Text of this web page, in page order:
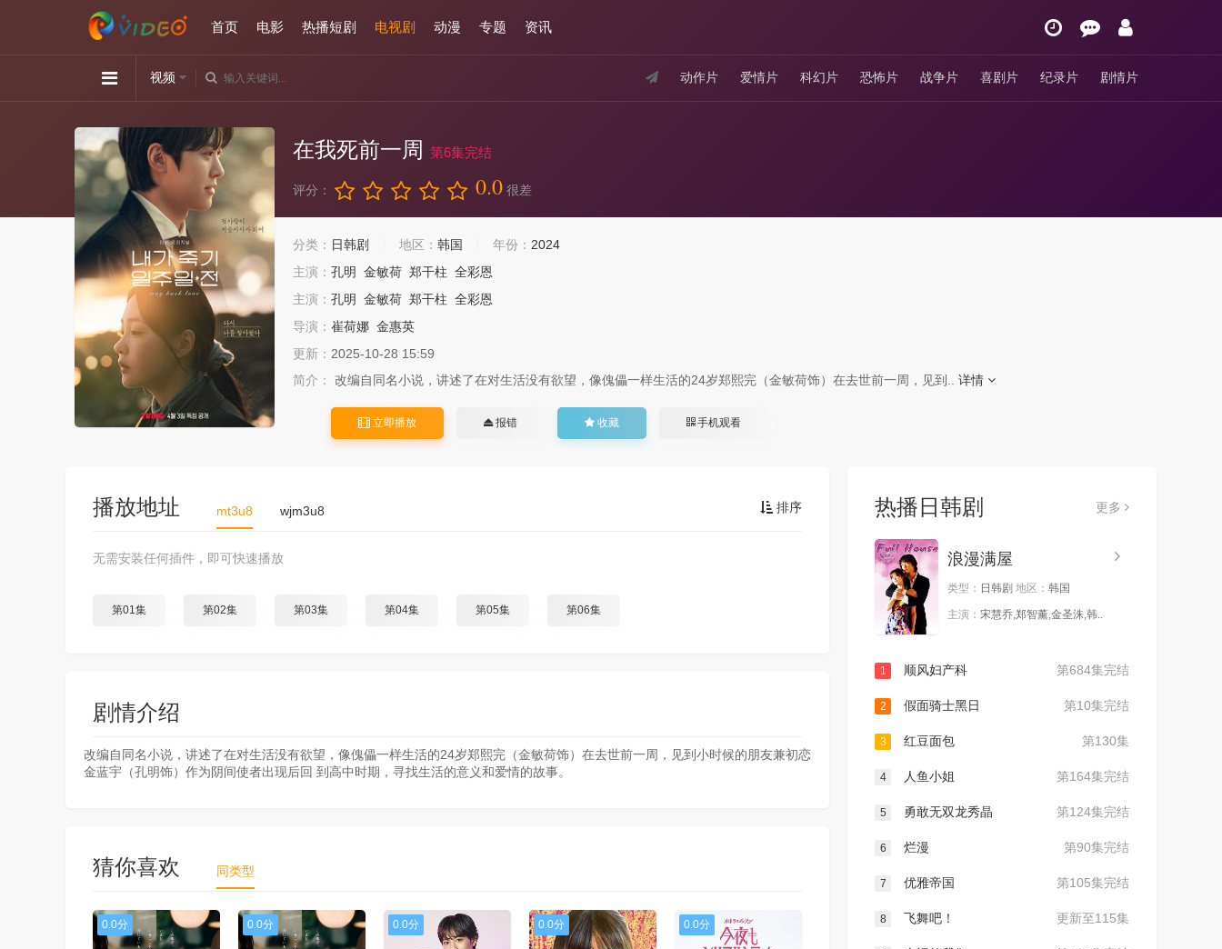
首页 电影 热播短剧 电视剧 动漫 专题 资讯
动作片 爱情片 科幻片 恐怖片 战争片 喜剧片 纪录片 剧情片
视频
在我死前一周 第6集完结
评分： 0.0 很差
分类： 日韩剧 地区： 韩国 年份： 2024
主演： 孔明 金敏荷 郑干柱 全彩恩
主演： 孔明 金敏荷 郑干柱 全彩恩
导演： 崔荷娜 金惠英
更新： 2025-10-28 15:59
简介：
改编自同名小说，讲述了在对生活没有欲望，像傀儡一样生活的24岁郑熙完（金敏荷饰）在去世前一周，见到.. 详情
立即播放 报错 收藏 手机观看
排序
播放地址 mt3u8 wjm3u8
无需安装任何插件，即可快速播放
第01集 第02集 第03集 第04集 第05集 第06集
剧情介绍
改编自同名小说，讲述了在对生活没有欲望，像傀儡一样生活的24岁郑熙完（金敏荷饰）在去世前一周，见到小时候的朋友兼初恋
金蓝宇（孔明饰）作为阴间使者出现后回 到高中时期，寻找生活的意义和爱情的故事。
猜你喜欢 同类型
0.0分 0.0分 0.0分 0.0分 0.0分
热播日韩剧 更多
浪漫满屋
类型： 日韩剧 地区： 韩国
主演： 宋慧乔,郑智薰,金圣洙,韩..
第684集完结
1 顺风妇产科
第10集完结
2 假面骑士黑日
第130集
3 红豆面包
第164集完结
4 人鱼小姐
第124集完结
5 勇敢无双龙秀晶
第90集完结
6 烂漫
第105集完结
7 优雅帝国
更新至115集
8 飞舞吧！